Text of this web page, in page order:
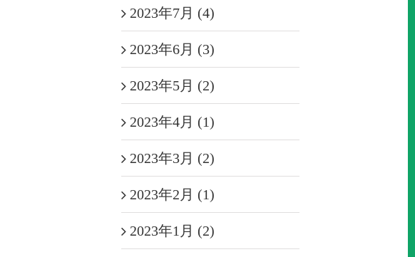
2023年7月 (4)
2023年6月 (3)
2023年5月 (2)
2023年4月 (1)
2023年3月 (2)
2023年2月 (1)
2023年1月 (2)